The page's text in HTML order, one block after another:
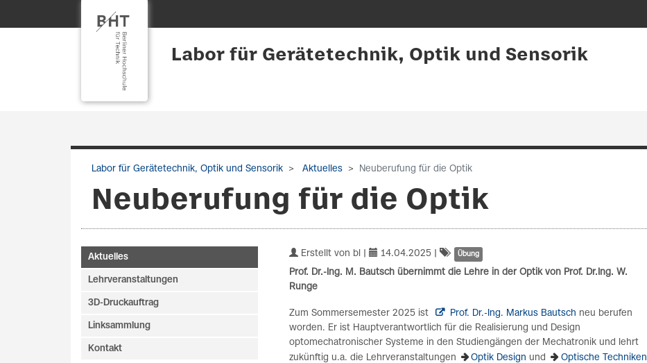
Labor für Gerätetechnik, Optik und Sensorik
Labor für Gerätetechnik, Optik und Sensorik Aktuelles Neuberufung für die Optik
Neuberufung für die Optik
Erstellt von bl | 14.04.2025 Übung
Prof. Dr.-Ing. M. Bautsch übernimmt die Lehre in der Optik von Prof. Dr.Ing. W.
Runge
Zum Sommersemester 2025 ist Prof. Dr.-Ing. Markus Bautsch neu berufen
worden. Er ist Hauptverantwortlich für die Realisierung und Design
optomechatronischer Systeme in den Studiengängen der Mechatronik und lehrt
zukünftig u.a. die Lehrveranstaltungen
Optik Design und
Optische Techniken
Aktuelles
Lehrveranstaltungen
3D-Druckauftrag
Linksammlung
Kontakt